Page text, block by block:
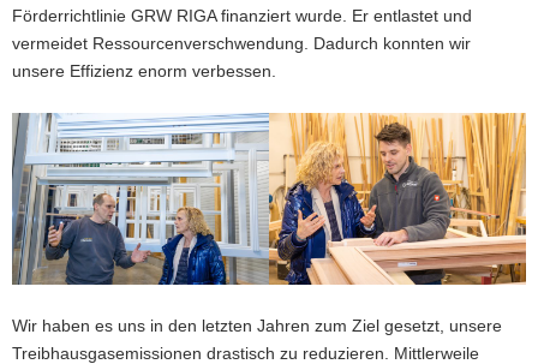
Förderrichtlinie GRW RIGA finanziert wurde. Er entlastet und
vermeidet Ressourcenverschwendung. Dadurch konnten wir
unsere Effizienz enorm verbessen.
Wir haben es uns in den letzten Jahren zum Ziel gesetzt, unsere
Treibhausgasemissionen drastisch zu reduzieren. Mittlerweile